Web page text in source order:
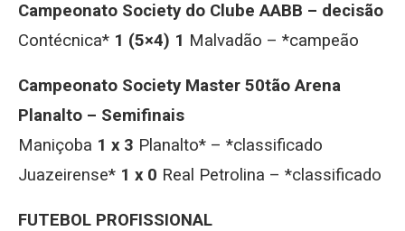
Campeonato Society do Clube AABB – decisão
Contécnica* 1 (5×4) 1 Malvadão – *campeão
Campeonato Society Master 50tão Arena
Planalto – Semifinais
Maniçoba 1 x 3 Planalto* – *classificado
Juazeirense* 1 x 0 Real Petrolina – *classificado
FUTEBOL PROFISSIONAL